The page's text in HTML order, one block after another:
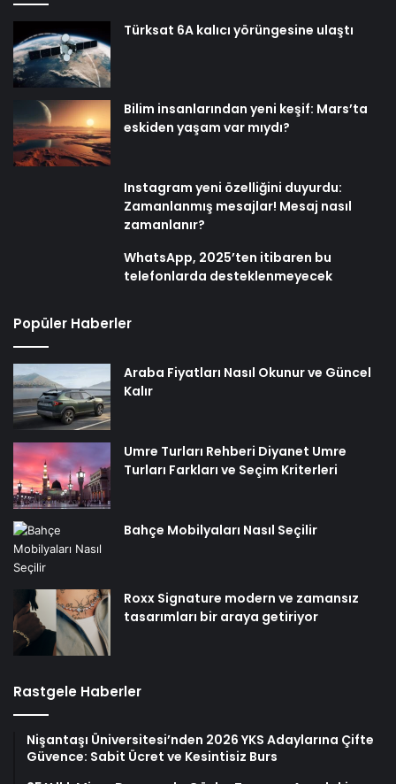
Türksat 6A kalıcı yörüngesine ulaştı
Bilim insanlarından yeni keşif: Mars’ta
eskiden yaşam var mıydı?
Instagram yeni özelliğini duyurdu:
Zamanlanmış mesajlar! Mesaj nasıl
zamanlanır?
WhatsApp, 2025’ten itibaren bu
telefonlarda desteklenmeyecek
Popüler Haberler
Araba Fiyatları Nasıl Okunur ve Güncel
Kalır
Umre Turları Rehberi Diyanet Umre
Turları Farkları ve Seçim Kriterleri
Bahçe Mobilyaları Nasıl Seçilir
Roxx Signature modern ve zamansız
tasarımları bir araya getiriyor
Rastgele Haberler
Nişantaşı Üniversitesi’nden 2026 YKS Adaylarına Çifte
Güvence: Sabit Ücret ve Kesintisiz Burs